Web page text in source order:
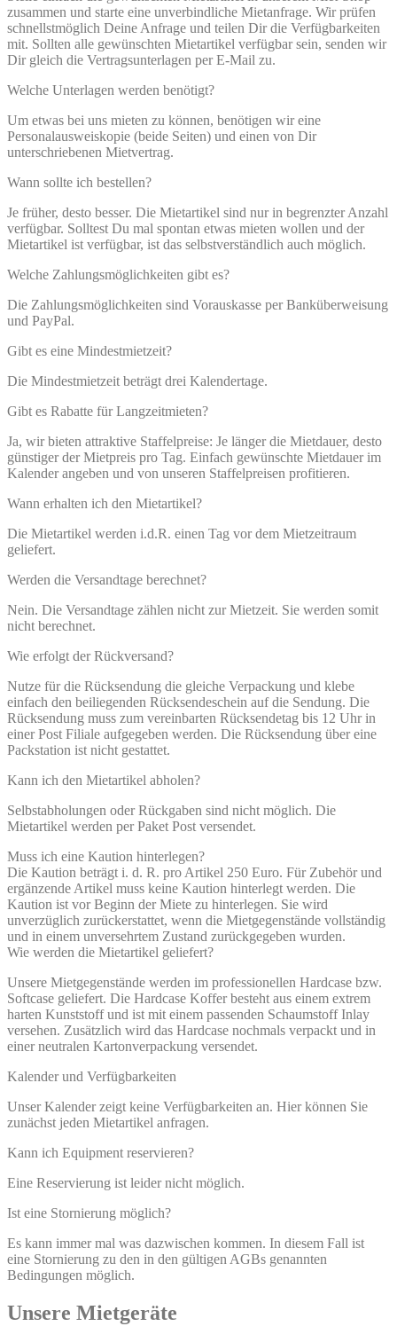
zusammen und starte eine unverbindliche Mietanfrage. Wir prüfen
schnellstmöglich Deine Anfrage und teilen Dir die Verfügbarkeiten
mit. Sollten alle gewünschten Mietartikel verfügbar sein, senden wir
Dir gleich die Vertragsunterlagen per E-Mail zu.
Welche Unterlagen werden benötigt?
Um etwas bei uns mieten zu können, benötigen wir eine
Personalausweiskopie (beide Seiten) und einen von Dir
unterschriebenen Mietvertrag.
Wann sollte ich bestellen?
Je früher, desto besser. Die Mietartikel sind nur in begrenzter Anzahl
verfügbar. Solltest Du mal spontan etwas mieten wollen und der
Mietartikel ist verfügbar, ist das selbstverständlich auch möglich.
Welche Zahlungsmöglichkeiten gibt es?
Die Zahlungsmöglichkeiten sind Vorauskasse per Banküberweisung
und PayPal.
Gibt es eine Mindestmietzeit?
Die Mindestmietzeit beträgt drei Kalendertage.
Gibt es Rabatte für Langzeitmieten?
Ja, wir bieten attraktive Staffelpreise: Je länger die Mietdauer, desto
günstiger der Mietpreis pro Tag. Einfach gewünschte Mietdauer im
Kalender angeben und von unseren Staffelpreisen profitieren.
Wann erhalten ich den Mietartikel?
Die Mietartikel werden i.d.R. einen Tag vor dem Mietzeitraum
geliefert.
Werden die Versandtage berechnet?
Nein. Die Versandtage zählen nicht zur Mietzeit. Sie werden somit
nicht berechnet.
Wie erfolgt der Rückversand?
Nutze für die Rücksendung die gleiche Verpackung und klebe
einfach den beiliegenden Rücksendeschein auf die Sendung. Die
Rücksendung muss zum vereinbarten Rücksendetag bis 12 Uhr in
einer Post Filiale aufgegeben werden. Die Rücksendung über eine
Packstation ist nicht gestattet.
Kann ich den Mietartikel abholen?
Selbstabholungen oder Rückgaben sind nicht möglich. Die
Mietartikel werden per Paket Post versendet.
Muss ich eine Kaution hinterlegen?
Die Kaution beträgt i. d. R. pro Artikel 250 Euro. Für Zubehör und
ergänzende Artikel muss keine Kaution hinterlegt werden. Die
Kaution ist vor Beginn der Miete zu hinterlegen. Sie wird
unverzüglich zurückerstattet, wenn die Mietgegenstände vollständig
und in einem unversehrtem Zustand zurückgegeben wurden.
Wie werden die Mietartikel geliefert?
Unsere Mietgegenstände werden im professionellen Hardcase bzw.
Softcase geliefert. Die Hardcase Koffer besteht aus einem extrem
harten Kunststoff und ist mit einem passenden Schaumstoff Inlay
versehen. Zusätzlich wird das Hardcase nochmals verpackt und in
einer neutralen Kartonverpackung versendet.
Kalender und Verfügbarkeiten
Unser Kalender zeigt keine Verfügbarkeiten an. Hier können Sie
zunächst jeden Mietartikel anfragen.
Kann ich Equipment reservieren?
Eine Reservierung ist leider nicht möglich.
Ist eine Stornierung möglich?
Es kann immer mal was dazwischen kommen. In diesem Fall ist
eine Stornierung zu den in den gültigen AGBs genannten
Bedingungen möglich.
Unsere Mietgeräte